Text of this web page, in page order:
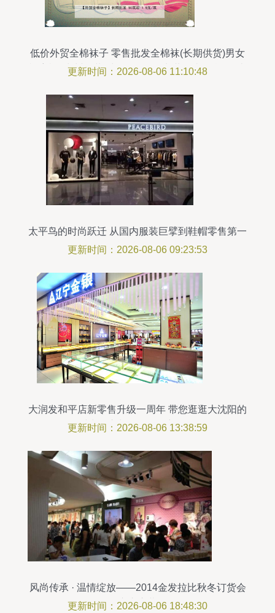
低价外贸全棉袜子 零售批发全棉袜(长期供货)男女
袜童袜_常州服装/鞋帽/箱包_化龙巷分类信息_分类
更新时间：2026-08-06 11:10:48
太平鸟的时尚跃迁 从国内服装巨擘到鞋帽零售第一
品牌的战略路径
更新时间：2026-08-06 09:23:53
大润发和平店新零售升级一周年 带您逛逛大沈阳的
时尚超市与日用百货新体验
更新时间：2026-08-06 13:38:59
风尚传承 · 温情绽放——2014金发拉比秋冬订货会
广东启幕
更新时间：2026-08-06 18:48:30